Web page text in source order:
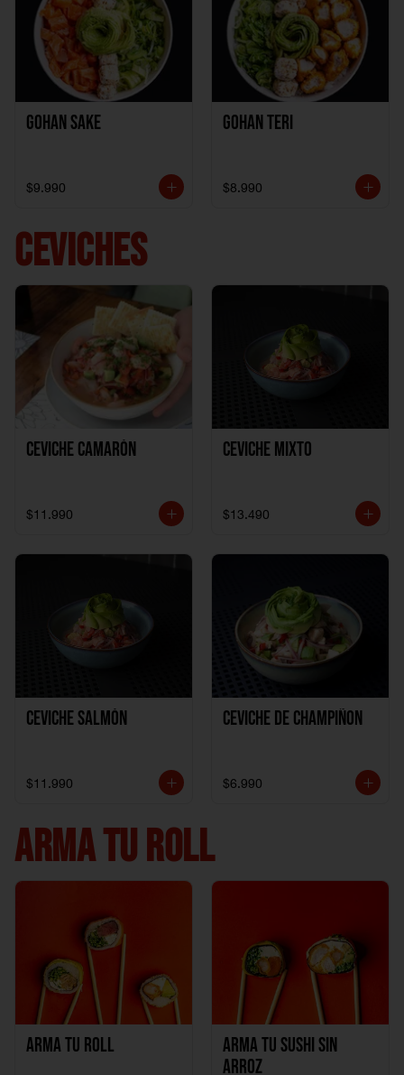
Gohan Sake
$9.990
Gohan Teri
$8.990
CEVICHES
Ceviche Camarón
$11.990
Ceviche Mixto
$13.490
Ceviche Salmón
$11.990
Ceviche de Champiñon
$6.990
ARMA TU ROLL
Arma Tu Roll
Arma tu Sushi sin
Arroz